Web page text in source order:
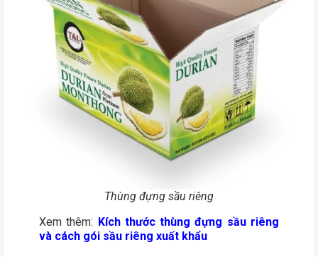
Thùng đựng sầu riêng
Xem thêm: Kích thước thùng đựng sầu riêng
và cách gói sầu riêng xuất khẩu